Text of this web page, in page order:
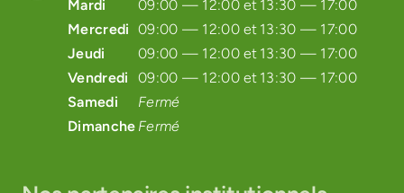
Mardi
09:00 — 12:00 et 13:30 — 17:00
Mercredi 09:00 — 12:00 et 13:30 — 17:00
Jeudi
09:00 — 12:00 et 13:30 — 17:00
Vendredi
09:00 — 12:00 et 13:30 — 17:00
Samedi
Fermé
Dimanche Fermé